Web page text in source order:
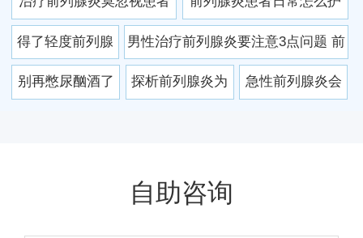
癃闭舒胶囊的注
意事项
心理 理
得了轻度前列腺
炎怎么治疗?
男性治疗前列腺炎要注意3点问题 前
列腺炎该如何治疗
别再憋尿酗酒了 探析前列腺炎为 急性前列腺炎会
自助咨询